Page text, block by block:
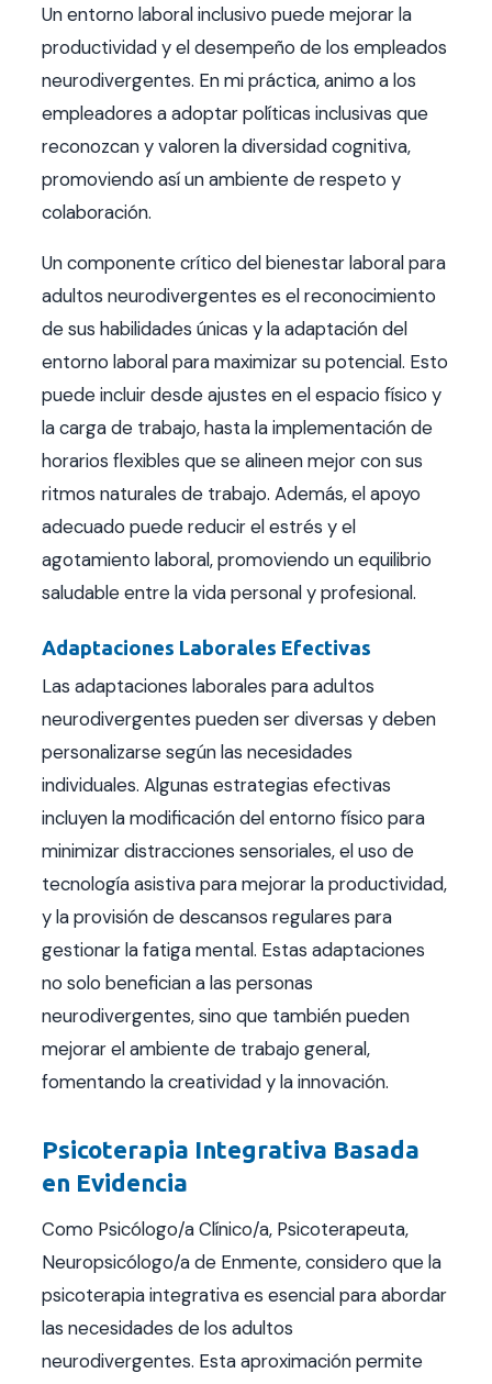
Un entorno laboral inclusivo puede mejorar la
productividad y el desempeño de los empleados
neurodivergentes. En mi práctica, animo a los
empleadores a adoptar políticas inclusivas que
reconozcan y valoren la diversidad cognitiva,
promoviendo así un ambiente de respeto y
colaboración.
Un componente crítico del bienestar laboral para
adultos neurodivergentes es el reconocimiento
de sus habilidades únicas y la adaptación del
entorno laboral para maximizar su potencial. Esto
puede incluir desde ajustes en el espacio físico y
la carga de trabajo, hasta la implementación de
horarios flexibles que se alineen mejor con sus
ritmos naturales de trabajo. Además, el apoyo
adecuado puede reducir el estrés y el
agotamiento laboral, promoviendo un equilibrio
saludable entre la vida personal y profesional.
Adaptaciones Laborales Efectivas
Las adaptaciones laborales para adultos
neurodivergentes pueden ser diversas y deben
personalizarse según las necesidades
individuales. Algunas estrategias efectivas
incluyen la modificación del entorno físico para
minimizar distracciones sensoriales, el uso de
tecnología asistiva para mejorar la productividad,
y la provisión de descansos regulares para
gestionar la fatiga mental. Estas adaptaciones
no solo benefician a las personas
neurodivergentes, sino que también pueden
mejorar el ambiente de trabajo general,
fomentando la creatividad y la innovación.
Psicoterapia Integrativa Basada
en Evidencia
Como Psicólogo/a Clínico/a, Psicoterapeuta,
Neuropsicólogo/a de Enmente, considero que la
psicoterapia integrativa es esencial para abordar
las necesidades de los adultos
neurodivergentes. Esta aproximación permite